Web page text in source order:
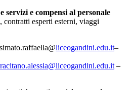
servizi e compensi al personale
contratti esperti esterni, viaggi
liceogandini.edu.it–
–